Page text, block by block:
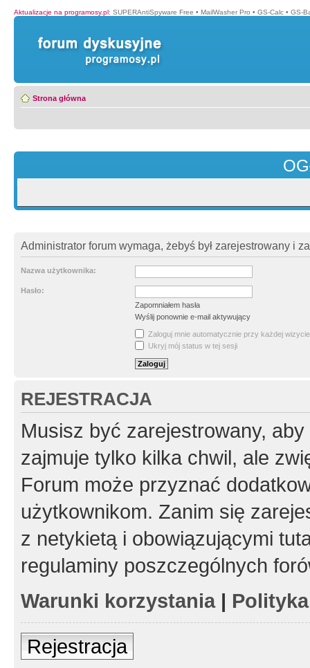
Aktualizacje na programosy.pl: SUPERAntiSpyware Free • MailWasher Pro • GS-Calc • GS-
Strona główna
Administrator forum wymaga, żebyś był zarejestrowany i
Nazwa użytkownika:
Hasło:
Zapomniałem hasła
Wyślij ponownie e-mail aktywujący
Zaloguj mnie automatycznie przy każdej wizycie
Ukryj mój status w tej sesji
REJESTRACJA
Musisz być zarejestrowany,
zajmuje tylko kilka chwil, ale
Forum może przyznać
użytkownikom. Zanim się
z netykietą i obowiązującymi
regulaminy poszczególnych
Warunki korzystania|
Rejestracja